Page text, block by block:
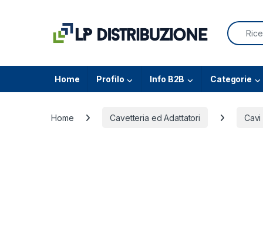
Search
Home Profilo Info B2B Categorie
Home Cavetteria ed Adattatori Cavi